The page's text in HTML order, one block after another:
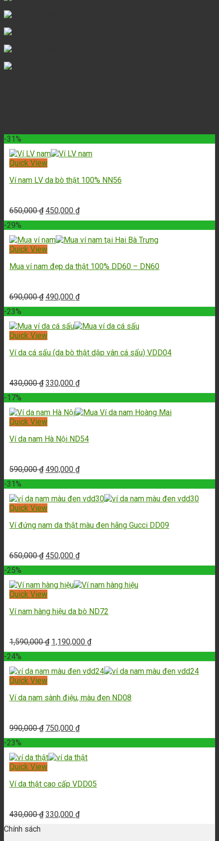
-31%
Quick View
Ví nam LV da bò thật 100% NN56
650,000₫ 450,000 ₫
-29%
Quick View
Mua ví nam đẹp da thật 100% DD60 – DN60
690,000₫ 490,000 ₫
-23%
Quick View
Ví da cá sấu (da bò thật dập vân cá sấu) VDD04
430,000₫ 330,000 ₫
-17%
Quick View
Ví da nam Hà Nội ND54
590,000₫ 490,000 ₫
-31%
Quick View
Ví đứng nam da thật màu đen hãng Gucci DD09
650,000₫ 450,000 ₫
-25%
Quick View
Ví nam hàng hiệu da bò ND72
1,590,000₫ 1,190,000 ₫
-24%
Quick View
Ví da nam sành điệu, màu đen ND08
990,000₫ 750,000 ₫
-23%
Quick View
Ví da thật cao cấp VDD05
430,000₫ 330,000 ₫
Chính sách